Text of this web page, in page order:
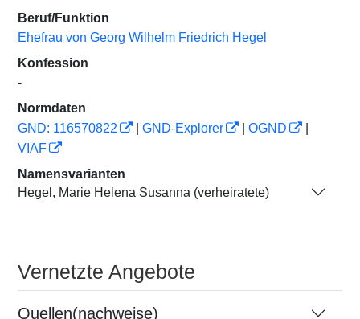
Beruf/Funktion
Ehefrau von Georg Wilhelm Friedrich Hegel
Konfession
-
Normdaten
GND: 116570822
GND-Explorer OGND
VIAF
Namensvarianten
Hegel, Marie Helena Susanna (verheiratete)
Vernetzte Angebote
Quellen(nachweise)